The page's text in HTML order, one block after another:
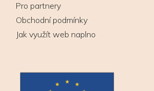
Pro partnery
Obchodní podmínky
Jak využít web naplno